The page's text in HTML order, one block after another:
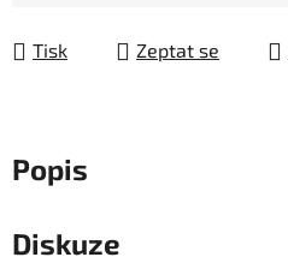
Tisk Zeptat se
Popis
Diskuze